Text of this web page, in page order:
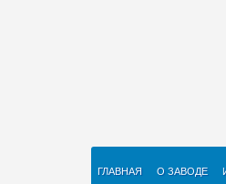
ГЛАВНАЯ О ЗАВОДЕ